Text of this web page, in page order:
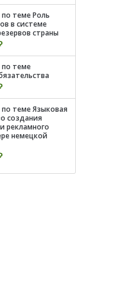
теме Роль
в системе
страны
по теме
теме Языковая
создания
рекламного
немецкой